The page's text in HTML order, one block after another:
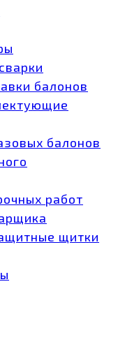
балонов
балонов
работ
щитки